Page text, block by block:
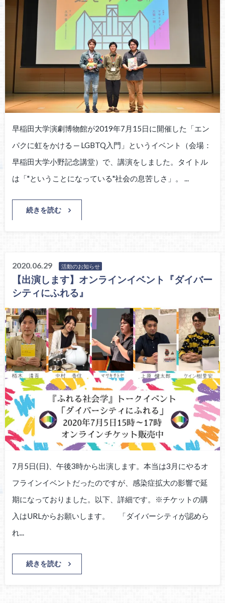
早稲田大学演劇博物館が2019年7月15日に開催した「エン
パクに虹をかける ─ LGBTQ入門」というイベント（会場：
早稲田大学小野記念講堂）で、講演をしました。タイトル
は「"ということになっている"社会の息苦しさ」。 ...
続きを読む
2020.06.29 活動のお知らせ
【出演します】オンラインイベント『ダイバー
シティにふれる』
7月5日(日)、午後3時から出演します。本当は3月にやるオ
フラインイベントだったのですが、感染症拡大の影響で延
期になっておりました。以下、詳細です。※チケットの購
入はURLからお願いします。 「ダイバーシティが認めら
れ...
続きを読む